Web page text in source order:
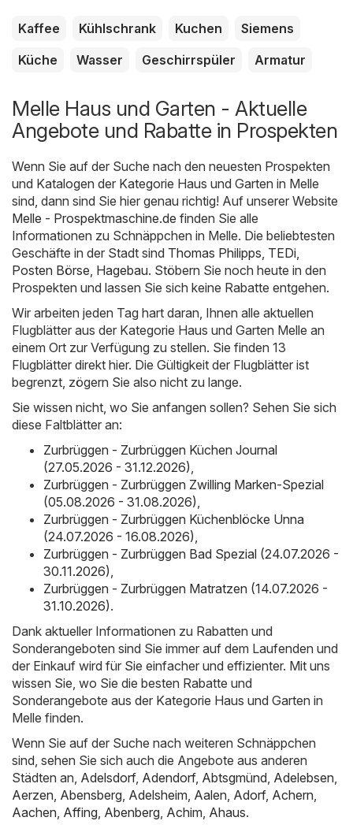
Kaffee Kühlschrank Kuchen
Siemens
Küche
Wasser Geschirrspüler Armatur
Melle Haus und Garten - Aktuelle
Angebote und Rabatte in Prospekten
Wenn Sie auf der Suche nach den neuesten Prospekten
und Katalogen der Kategorie Haus und Garten in Melle
sind, dann sind Sie hier genau richtig! Auf unserer Website
Melle - Prospektmaschine.de finden Sie alle
Informationen zu Schnäppchen in Melle. Die beliebtesten
Geschäfte in der Stadt sind Thomas Philipps TEDi
Posten Börse Hagebau. Stöbern Sie noch heute in den
Prospekten und lassen Sie sich keine Rabatte entgehen.
Wir arbeiten jeden Tag hart daran, Ihnen alle aktuellen
Flugblätter aus der Kategorie Haus und Garten Melle an
einem Ort zur Verfügung zu stellen. Sie finden 13
Flugblätter direkt hier. Die Gültigkeit der Flugblätter ist
begrenzt, zögern Sie also nicht zu lange.
Sie wissen nicht, wo Sie anfangen sollen? Sehen Sie sich
diese Faltblätter an:
Zurbrüggen - Zurbrüggen Küchen Journal
(27.05.2026 - 31.12.2026)
Zurbrüggen - Zurbrüggen Zwilling Marken-Spezial
(05.08.2026 - 31.08.2026)
Zurbrüggen - Zurbrüggen Küchenblöcke Unna
(24.07.2026 - 16.08.2026)
Zurbrüggen - Zurbrüggen Bad Spezial (24.07.2026 -
30.11.2026)
Zurbrüggen - Zurbrüggen Matratzen (14.07.2026 -
31.10.2026).
Dank aktueller Informationen zu Rabatten und
Sonderangeboten sind Sie immer auf dem Laufenden und
der Einkauf wird für Sie einfacher und effizienter. Mit uns
wissen Sie, wo Sie die besten Rabatte und
Sonderangebote aus der Kategorie Haus und Garten in
Melle finden.
Wenn Sie auf der Suche nach weiteren Schnäppchen
sind, sehen Sie sich auch die Angebote aus anderen
Städten an, Adelsdorf, Adendorf, Abtsgmünd Adelebsen
Aerzen Abensberg Adelsheim Aalen Adorf, Achern
Aachen Affing Abenberg Achim Ahaus.